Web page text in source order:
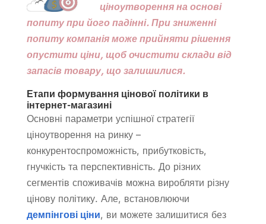
ціноутворення на основі
попиту при його падінні. При зниженні
попиту компанія може прийняти рішення
опустити ціни, щоб очистити склади від
запасів товару, що залишилися.
Етапи формування цінової політики в
інтернет-магазині
Основні параметри успішної стратегії
ціноутворення на ринку –
конкурентоспроможність, прибутковість,
гнучкість та перспективність. До різних
сегментів споживачів можна виробляти різну
цінову політику. Але, встановлюючи
демпінгові ціни, ви можете залишитися без